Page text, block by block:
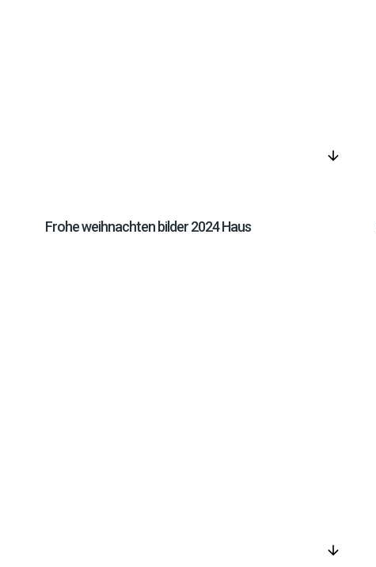
arrow_downward
Frohe weihnachten bilder 2024 Haus
arrow_downward